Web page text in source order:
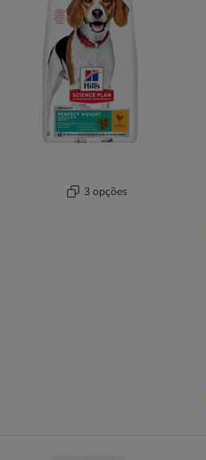
3 opções